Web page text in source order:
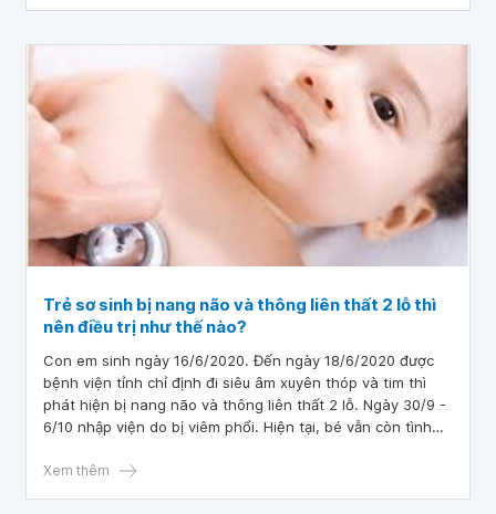
Trẻ sơ sinh bị nang não và thông liên thất 2 lỗ thì
nên điều trị như thế nào?
Con em sinh ngày 16/6/2020. Đến ngày 18/6/2020 được
bệnh viện tỉnh chỉ định đi siêu âm xuyên thóp và tim thì
phát hiện bị nang não và thông liên thất 2 lỗ. Ngày 30/9 -
6/10 nhập viện do bị viêm phổi. Hiện tại, bé vẫn còn tình
nhất là khi bú.
Xem thêm